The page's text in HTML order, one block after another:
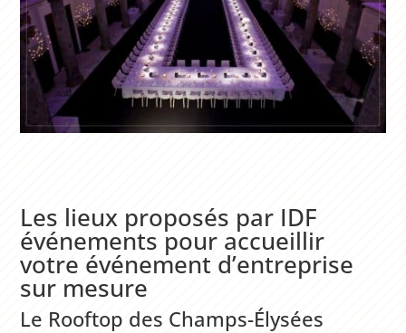
Les lieux proposés par IDF
événements pour accueillir
votre événement d’entreprise
sur mesure
Le Rooftop des Champs-Élysées